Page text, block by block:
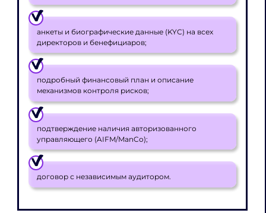
анкеты и биографические данные (KYC) на всех
директоров и бенефициаров;
подробный финансовый план и описание
механизмов контроля рисков;
подтверждение наличия авторизованного
управляющего (AIFM/ManCo);
договор с независимым аудитором.